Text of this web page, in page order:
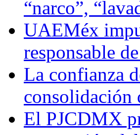
“narco”,
UAEMéx
responsable
La confianza
consolidación
El PJCDMX